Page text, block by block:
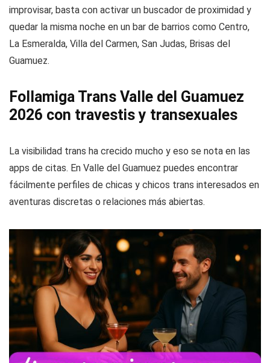
improvisar, basta con activar un buscador de proximidad y
quedar la misma noche en un bar de barrios como Centro,
La Esmeralda, Villa del Carmen, San Judas, Brisas del
Guamuez.
Follamiga Trans Valle del Guamuez
2026 con travestis y transexuales
La visibilidad trans ha crecido mucho y eso se nota en las
apps de citas. En Valle del Guamuez puedes encontrar
fácilmente perfiles de chicas y chicos trans interesados en
aventuras discretas o relaciones más abiertas.